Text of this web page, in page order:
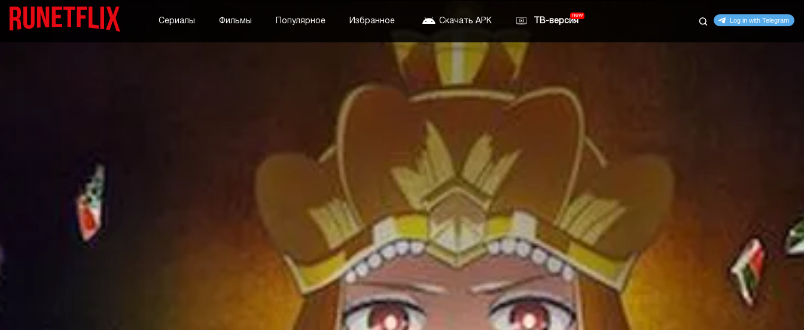
Сериалы Фильмы Популярное Избранное Скачать APK ТВ-версия